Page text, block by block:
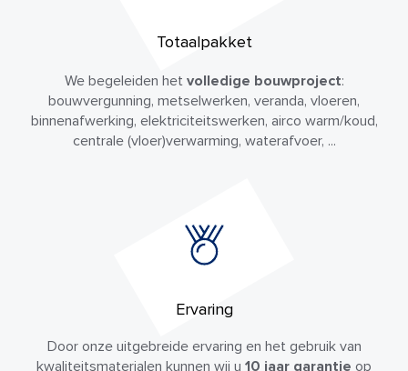
Totaalpakket
We begeleiden het volledige bouwproject:
bouwvergunning, metselwerken, veranda, vloeren,
binnenafwerking, elektriciteitswerken, airco warm/koud,
centrale (vloer)verwarming, waterafvoer, ...
Ervaring
Door onze uitgebreide ervaring en het gebruik van
kwaliteitsmaterialen kunnen wij u 10 jaar garantie op